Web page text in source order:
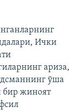
Ички
ариза,
ўша
бир жиноят